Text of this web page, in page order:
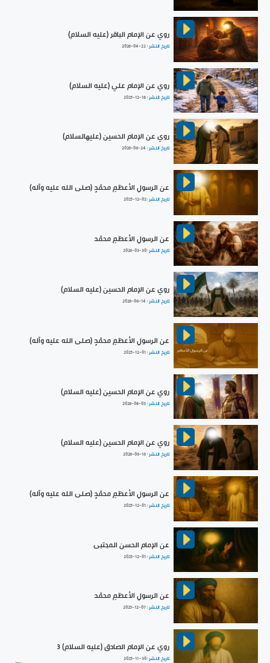
روي عن الإمام الباقر (عليه السلام)
تاريخ النشر :2026-04-22
روي عن الإمام علي (عليه السلام)
تاريخ النشر :2025-12-18
روي عن الإمام الحسين (عليهالسلام)
تاريخ النشر : 2026-06-24
عن الرسولِ الأعظمِ محمّدٍ (صلى الله عليه وآله)
تاريخ النشر :2025-12-02
عن الرسولِ الأعظمِ محمّد
تاريخ النشر :2026-03-30
روي عن الإمام الحسين (عليه السلام)
تاريخ النشر : 2026-06-14
عن الرسولِ الأعظمِ محمّدٍ (صلى الله عليه وآله)
تاريخ النشر :2025-12-01
روي عن الإمام الحسين (عليه السلام)
تاريخ النشر :2026-08-03
روي عن الإمام الحسين (عليه السلام)
تاريخ النشر :2026-06-16
عن الرسولِ الأعظمِ محمّدٍ (صلى الله عليه وآله)
تاريخ النشر :2025-12-01
عن الإمام الحسن المجتبى
تاريخ النشر :2025-12-01
عن الرسولِ الأعظمِ محمّد
تاريخ النشر :2025-12-07
روي عن الإمام الصادق (عليه السلام) 3
تاريخ النشر :2025-11-30